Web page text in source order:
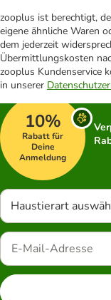
zooplus ist berechtigt,
eigene ähnliche Waren
dem jederzeit
Übermittlungskosten
zooplus Kundenservice
in unserer
10%
Rabatt für
Deine
Anmeldung
Haustierart